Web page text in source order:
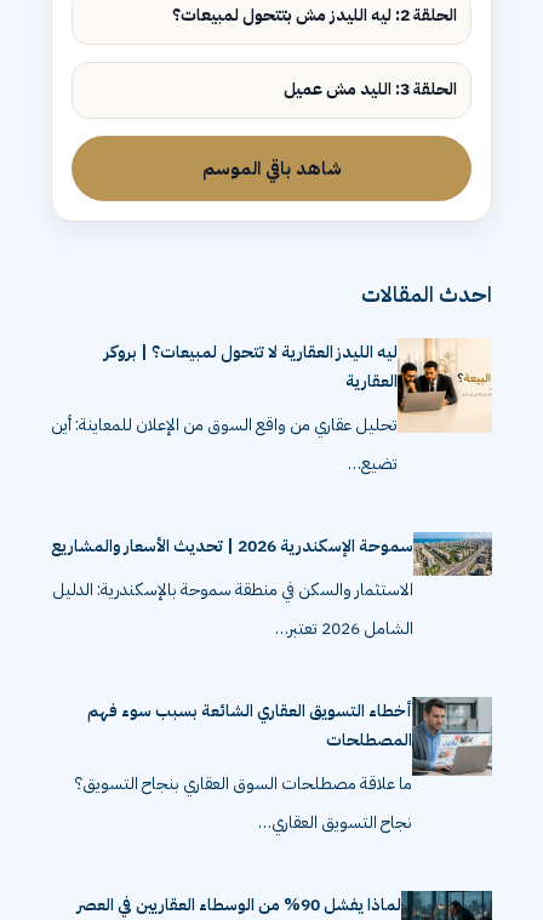
الحلقة 2: ليه الليدز مش بتتحول لمبيعات؟
الحلقة 3: الليد مش عميل
شاهد باقي الموسم
احدث المقالات
ليه الليدز العقارية لا تتحول لمبيعات؟ | بروكر
العقارية
تحليل عقاري من واقع السوق من الإعلان للمعاينة: أين
تضيع…
سموحة الإسكندرية 2026 | تحديث الأسعار والمشاريع
الاستثمار والسكن في منطقة سموحة بالإسكندرية: الدليل
الشامل 2026 تعتبر…
أخطاء التسويق العقاري الشائعة بسبب سوء فهم
المصطلحات
ما علاقة مصطلحات السوق العقاري بنجاح التسويق؟
نجاح التسويق العقاري…
لماذا يفشل 90% من الوسطاء العقاريين في العصر